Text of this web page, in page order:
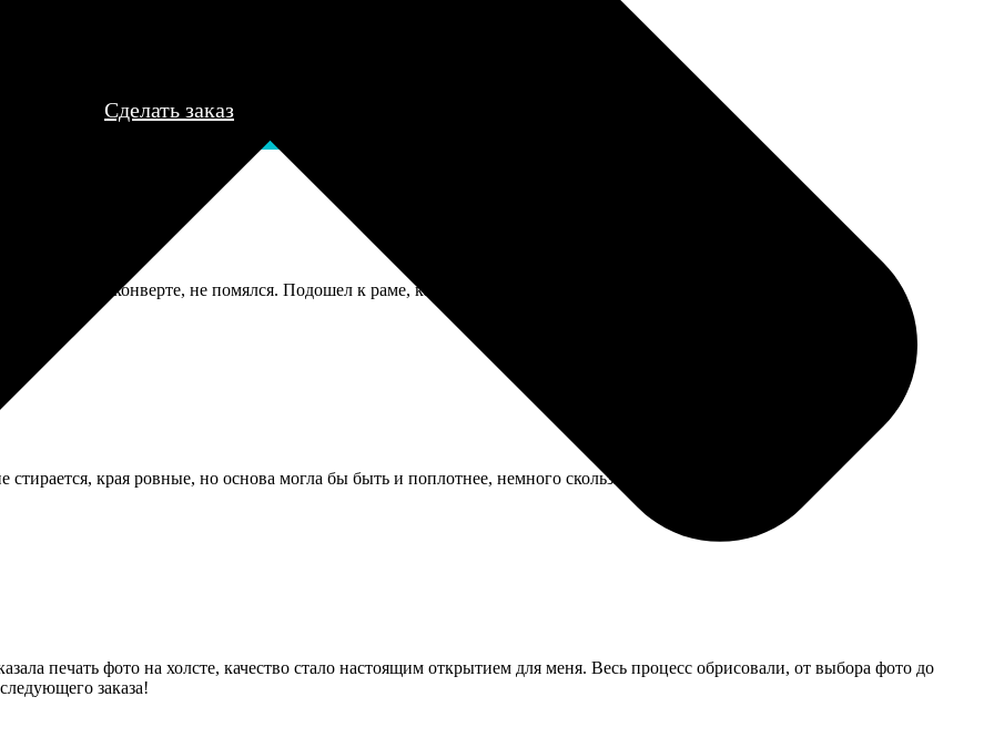
Сделать заказ
в жестком конверте, не помялся. Подошел к раме, которую купил на глаз, почти идеально.
края ровные, но основа могла бы быть и поплотнее, немного скользит по столу.
печать фото на холсте, качество стало настоящим открытием для меня. Весь процесс обрисовали, от выбора фото до
заказа!